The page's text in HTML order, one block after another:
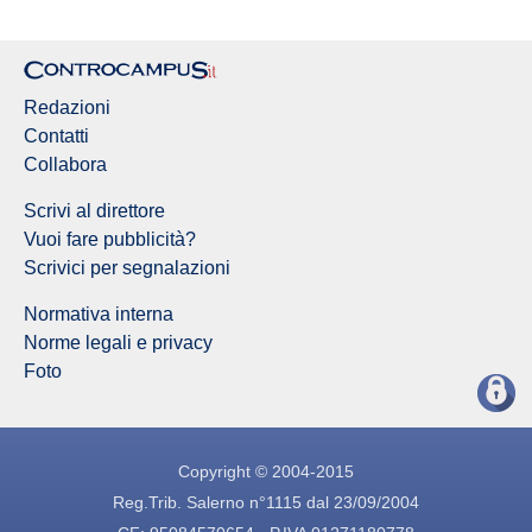
Redazioni
Contatti
Collabora
Scrivi al direttore
Vuoi fare pubblicità?
Scrivici per segnalazioni
Normativa interna
Norme legali e privacy
Foto
Copyright © 2004-2015
Reg.Trib. Salerno n°1115 dal 23/09/2004